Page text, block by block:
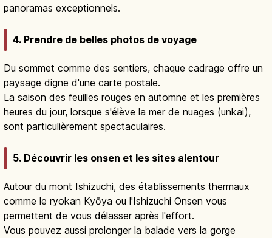
panoramas exceptionnels.
4. Prendre de belles photos de voyage
Du sommet comme des sentiers, chaque cadrage offre un
paysage digne d'une carte postale.
La saison des feuilles rouges en automne et les premières
heures du jour, lorsque s'élève la mer de nuages (unkai),
sont particulièrement spectaculaires.
5. Découvrir les onsen et les sites alentour
Autour du mont Ishizuchi, des établissements thermaux
comme le ryokan Kyōya ou l'Ishizuchi Onsen vous
permettent de vous délasser après l'effort.
Vous pouvez aussi prolonger la balade vers la gorge